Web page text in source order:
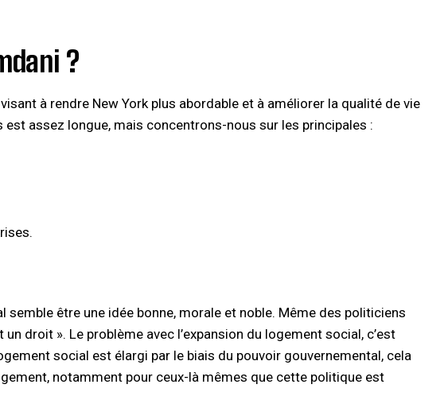
?
à rendre New York plus abordable et à améliorer la qualité de vie
assez longue, mais concentrons-nous sur les principales :
semble être une idée bonne, morale et noble. Même des politiciens
droit ». Le problème avec l’expansion du logement social, c’est
social est élargi par le biais du pouvoir gouvernemental, cela
notamment pour ceux-là mêmes que cette politique est